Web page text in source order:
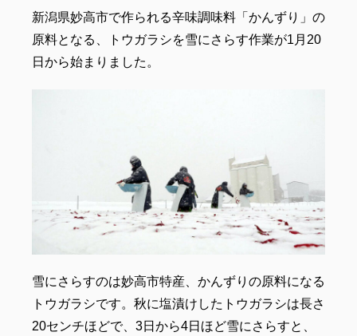
新潟県妙高市で作られる辛味調味料「かんずり」の
原料となる、トウガラシを雪にさらす作業が1月20
日から始まりました。
雪にさらすのは妙高市特産、かんずりの原料になる
トウガラシです。秋に塩漬けしたトウガラシは長さ
20センチほどで、3日から4日ほど雪にさらすと、